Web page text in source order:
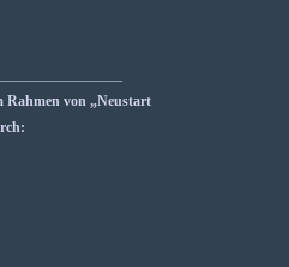
Rahmen von „Neustart